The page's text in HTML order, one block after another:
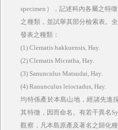
specimen ），記述科內各屬之特
之種類，並試舉其部分檢索表。
發表之種類：
(1) Clematis hakkuensis, Hay.
(2) Clematis Micratha, Hay.
(3) Sanunculus Matsudai, Hay.
(4) Ranunculus leioctadus, Hay.
均特係產於本島山地，經諸先進
其特徵，因而命名。有若干異名
觀察，凡本島原產及著名之歸化